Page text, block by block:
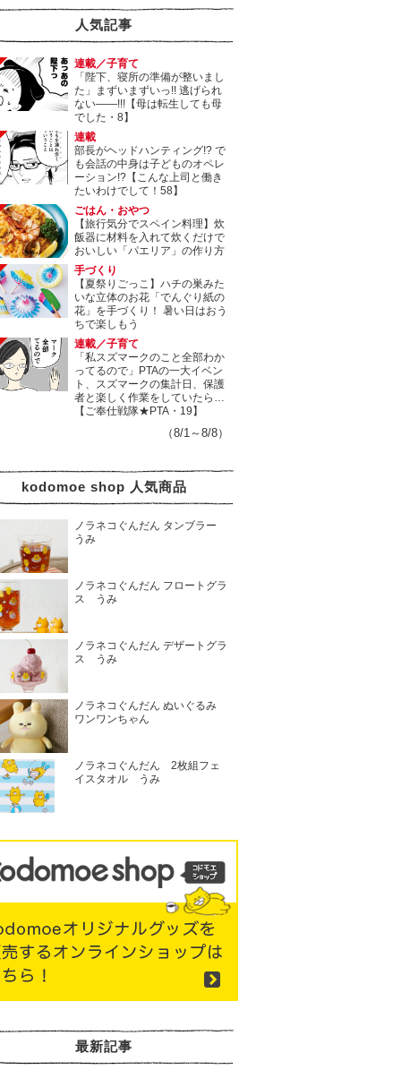
人気記事
連載／子育て
「陛下、寝所の準備が整いまし
た」まずいまずいっ!! 逃げられ
ない――!!!【母は転生しても母
でした・8】
連載
部長がヘッドハンティング!? で
も会話の中身は子どものオペレ
ーション!?【こんな上司と働き
たいわけでして！58】
ごはん・おやつ
【旅行気分でスペイン料理】炊
飯器に材料を入れて炊くだけで
おいしい「パエリア」の作り方
手づくり
【夏祭りごっこ】ハチの巣みた
いな立体のお花「でんぐり紙の
花」を手づくり！ 暑い日はおう
ちで楽しもう
連載／子育て
「私スズマークのこと全部わか
ってるので」PTAの一大イベン
ト、スズマークの集計日、保護
者と楽しく作業をしていたら…
【ご奉仕戦隊★PTA・19】
（8/1～8/8）
kodomoe shop 人気商品
ノラネコぐんだん タンブラー
うみ
ノラネコぐんだん フロートグラ
ス うみ
ノラネコぐんだん デザートグラ
ス うみ
ノラネコぐんだん ぬいぐるみ
ワンワンちゃん
ノラネコぐんだん 2枚組フェ
イスタオル うみ
最新記事